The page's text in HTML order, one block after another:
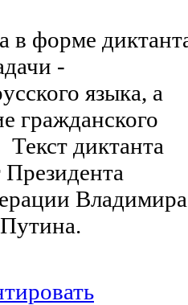
в форме
-
языка, а
гражданского
диктанта
Президента
Владимира